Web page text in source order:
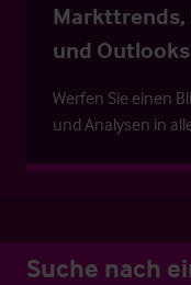
Markttrends,
und Outlooks
Werfen Sie einen
und Analysen in
Suche nach